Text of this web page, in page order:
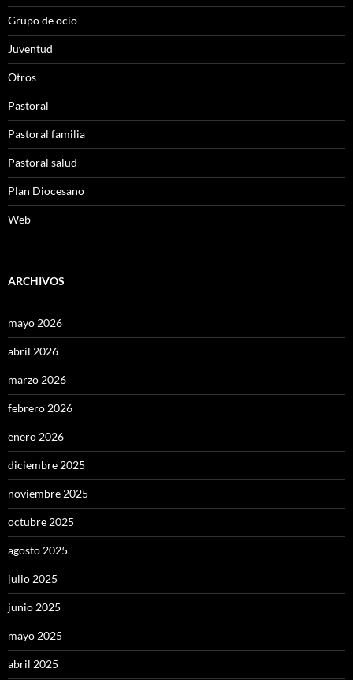
Grupo de ocio
Juventud
Otros
Pastoral
Pastoral familia
Pastoral salud
Plan Diocesano
Web
ARCHIVOS
mayo 2026
abril 2026
marzo 2026
febrero 2026
enero 2026
diciembre 2025
noviembre 2025
octubre 2025
agosto 2025
julio 2025
junio 2025
mayo 2025
abril 2025